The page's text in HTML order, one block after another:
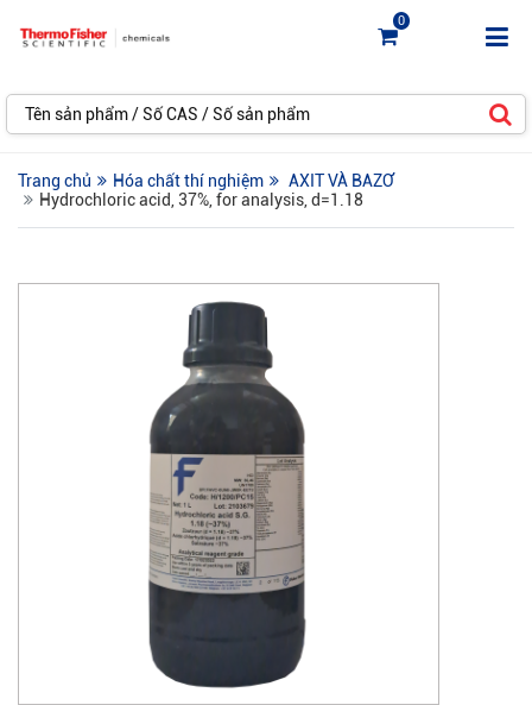
0
Trang chủ Hóa chất thí nghiệm
AXIT VÀ BAZƠ
Hydrochloric acid, 37%, for analysis, d=1.18